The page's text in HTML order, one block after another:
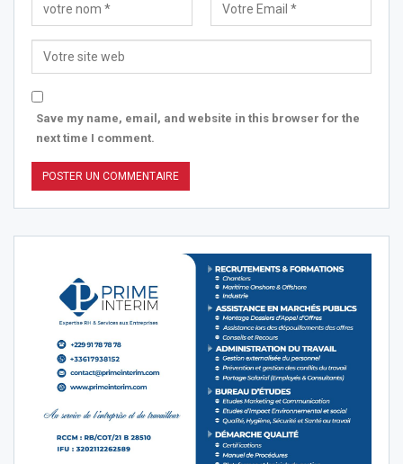
Save my name, email, and website in this browser for the
next time I comment.